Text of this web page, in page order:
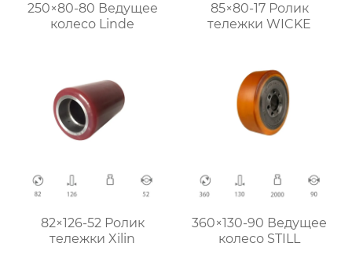
250×80-80 Ведущее
колесо Linde
85×80-17 Ролик
тележки WICKE
82×126-52 Ролик
тележки Xilin
360×130-90 Ведущее
колесо STILL